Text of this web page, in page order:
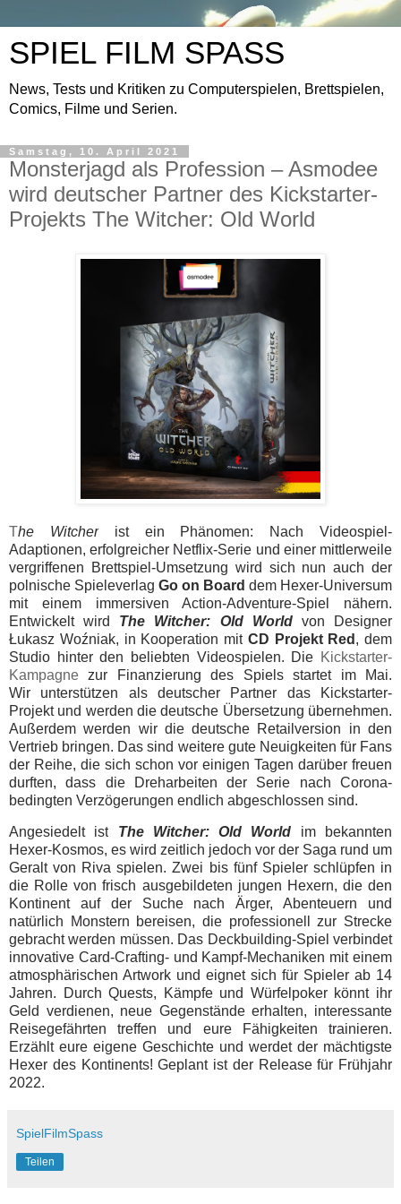
SPIEL FILM SPASS
News, Tests und Kritiken zu Computerspielen, Brettspielen,
Comics, Filme und Serien.
Samstag, 10. April 2021
Monsterjagd als Profession – Asmodee
wird deutscher Partner des Kickstarter-
Projekts The Witcher: Old World
The Witcher
ist ein Phänomen: Nach Videospiel-
Adaptionen, erfolgreicher Netflix-Serie und einer mittlerweile
vergriffenen Brettspiel-Umsetzung wird sich nun auch der
polnische Spieleverlag Go on Board dem Hexer-Universum
mit einem immersiven Action-Adventure-Spiel nähern.
Entwickelt wird
The Witcher: Old World
von Designer
Łukasz Woźniak, in Kooperation mit CD Projekt Red , dem
Studio hinter den beliebten Videospielen. Die Kickstarter-
Kampagne
zur Finanzierung des Spiels startet im Mai.
Wir
unterstützen als deutscher Partner das Kickstarter-
Projekt und werden die deutsche Übersetzung übernehmen.
Außerdem werden wir die deutsche Retailversion in den
Vertrieb bringen. Das sind weitere gute Neuigkeiten für Fans
der Reihe, die sich schon vor einigen Tagen darüber freuen
durften, dass die Dreharbeiten der Serie nach Corona-
bedingten Verzögerungen endlich abgeschlossen sind.
Angesiedelt ist The Witcher: Old World
im bekannten
Hexer-Kosmos, es wird zeitlich jedoch vor der Saga rund um
Geralt von Riva spielen. Zwei bis fünf Spieler schlüpfen in
die Rolle von frisch ausgebildeten jungen Hexern, die den
Kontinent auf der Suche nach Ärger, Abenteuern und
natürlich Monstern bereisen, die professionell zur Strecke
gebracht werden müssen. Das Deckbuilding-Spiel verbindet
innovative Card-Crafting- und Kampf-Mechaniken mit einem
atmosphärischen Artwork und eignet sich für Spieler ab 14
Jahren. Durch Quests, Kämpfe und Würfelpoker könnt ihr
Geld verdienen, neue Gegenstände erhalten, interessante
Reisegefährten treffen und eure Fähigkeiten trainieren.
Erzählt eure eigene Geschichte und werdet der mächtigste
Hexer des Kontinents! Geplant ist der Release für Frühjahr
2022.
SpielFilmSpass
Teilen